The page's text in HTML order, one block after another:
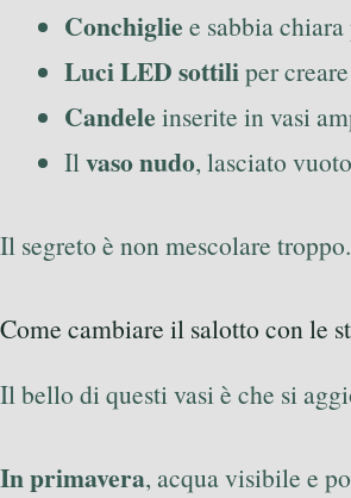
Conchiglie e sabbia
Luci LED sottiliper
Candele inserite in vasi
Il vaso nudo, lasciato
Il segreto è non mescolare
Come cambiare il salotto con le
Il bello di questi vasi è che si
In primavera, acqua visibile e